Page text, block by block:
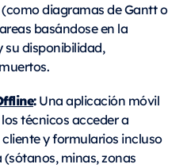
diagramas de Gantt o
basándose en la
su disponibilidad,
:Una aplicación móvil
técnicos acceder a
y formularios incluso
minas, zonas